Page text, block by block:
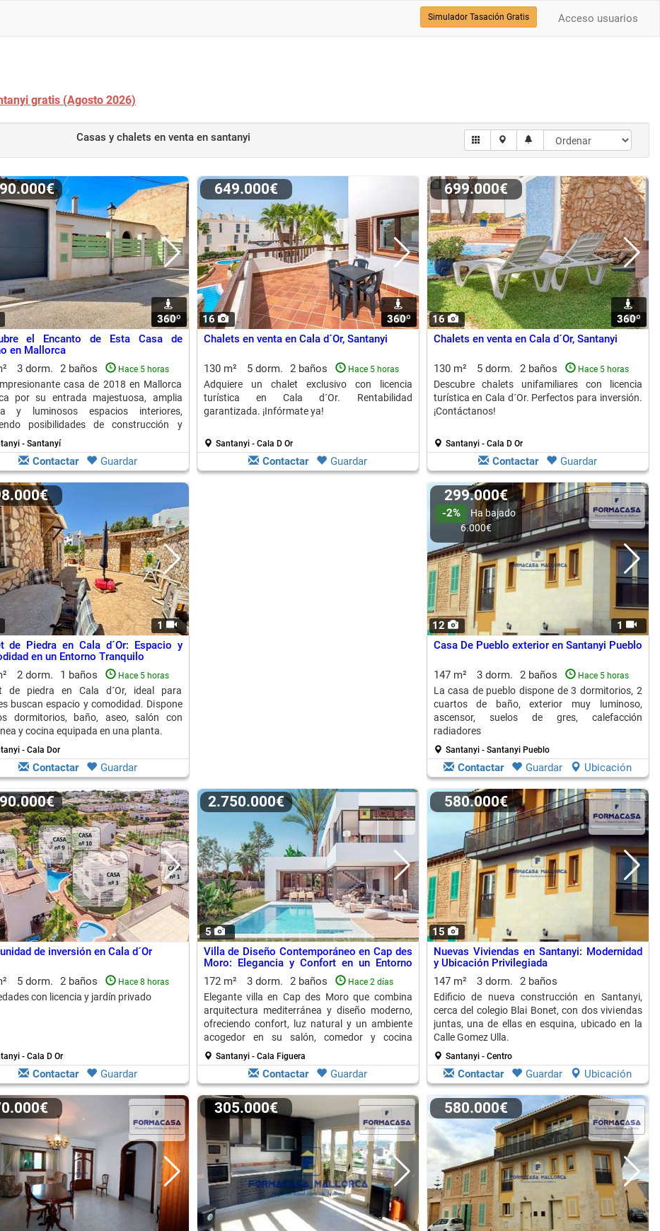
Acceso usuarios
Simulador Tasación Gratis
gratis (Agosto 2026)
Casas y chalets en venta en santanyi
1
360º
el Encanto de Esta Casa de
en Mallorca
3 dorm. 2 baños Hace 5 horas
casa de 2018 en Mallorca
por su entrada majestuosa, amplia
y luminosos espacios interiores,
posibilidades de construcción y
- Santanyí
Contactar Guardar
16 1
360º
649.000€
Chalets en venta en Cala d´Or, Santanyi
130 m² 5 dorm. 2 baños Hace 5 horas
Adquiere un chalet exclusivo con licencia
turística en Cala d´Or. Rentabilidad
garantizada. ¡Infórmate ya!
Santanyi - Cala D Or
Contactar Guardar
16 1
360º
699.000€
Chalets en venta en Cala d´Or, Santanyi
130 m² 5 dorm. 2 baños Hace 5 horas
Descubre chalets unifamiliares con licencia
turística en Cala d´Or. Perfectos para inversión.
¡Contáctanos!
Santanyi - Cala D Or
Contactar Guardar
1
de Piedra en Cala d´Or: Espacio y
en un Entorno Tranquilo
2 dorm. 1 baños Hace 5 horas
de piedra en Cala d´Or, ideal para
buscan espacio y comodidad. Dispone
dormitorios, baño, aseo, salón con
y cocina equipada en una planta.
- Cala Dor
Contactar Guardar
12 1
299.000€
-2%
Ha bajado
6.000€
Casa De Pueblo exterior en Santanyi Pueblo
147 m² 3 dorm. 2 baños Hace 5 horas
La casa de pueblo dispone de 3 dormitorios, 2
cuartos de baño, exterior muy luminoso,
ascensor, suelos de gres, calefacción
radiadores
Santanyi - Santanyi Pueblo
Contactar Guardar Ubicación
de inversión en Cala d´Or
5 dorm. 2 baños Hace 8 horas
con licencia y jardín privado
- Cala D Or
Contactar Guardar
5
2.750.000€
Villa de Diseño Contemporáneo en Cap des
Moro: Elegancia y Confort en un Entorno
Apacible
172 m² 3 dorm. 2 baños Hace 2 días
Elegante villa en Cap des Moro que combina
arquitectura mediterránea y diseño moderno,
ofreciendo confort, luz natural y un ambiente
acogedor en su salón, comedor y cocina
integrada.
Santanyi - Cala Figuera
Contactar Guardar
15
580.000€
Nuevas Viviendas en Santanyi: Modernidad
y Ubicación Privilegiada
147 m²
3 dorm. 2 baños
Edificio de nueva construcción en Santanyi,
cerca del colegio Blai Bonet, con dos viviendas
juntas, una de ellas en esquina, ubicado en la
Calle Gomez Ulla.
Santanyi - Centro
Contactar Guardar Ubicación
305.000€ 580.000€